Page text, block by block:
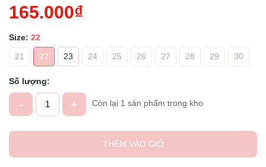
165.000₫
Size: 22
21
22 23 24 25 26 27 28 29 30
Số lượng:
- + Còn lại 1 sản phẩm trong kho
THÊM VÀO GIỎ